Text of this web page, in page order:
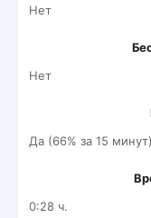
Нет
Нет
Да (66% за 15 минут)
0:28 ч.